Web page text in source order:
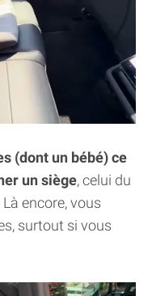
(dont un bébé) ce
un siège, celui du
encore, vous
surtout si vous